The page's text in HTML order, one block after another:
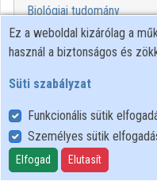
Biológiai tudomány
Etika a
Környezettudomány
00:31:41
Ez a weboldal kizárólag a
használ a biztonságos és
Süti szabályzat
Funkcionális sütik
Személyes sütik
Elfogad Elutasít